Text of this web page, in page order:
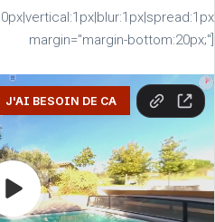
bottom:20px;"]